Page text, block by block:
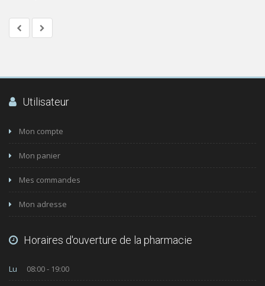
Utilisateur
Mon compte
Mon panier
Mes commandes
Mon adresse
Horaires d'ouverture de la pharmacie
Lu 08:00 - 19:00